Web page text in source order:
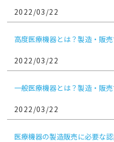
2022/03/22
高度医療機器とは？製造・販
2022/03/22
一般医療機器とは？製造・販
2022/03/22
医療機器の製造販売に必要な